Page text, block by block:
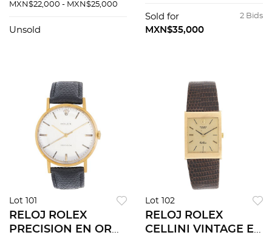
MXN$22,000 - MXN$25,000
Unsold
2 Bids
Sold for
MXN$35,000
Lot 101
RELOJ ROLEX
PRECISION EN ORO
Lot 102
RELOJ ROLEX
CELLINI VINTAGE EN